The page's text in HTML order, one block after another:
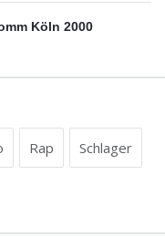
Köln 2000
Rap Schlager